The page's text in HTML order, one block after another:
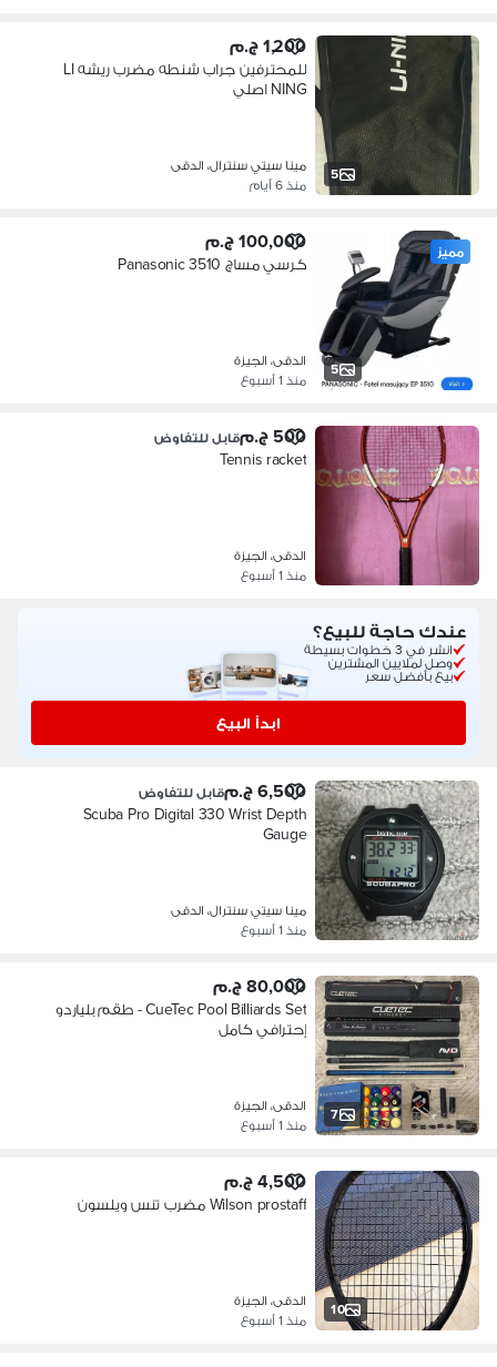
5
1,200 ج.م
للمحترفين جراب شنطه مضرب ريشه LI
NING اصلي
مينا سيتي سنترال، الدقى
منذ 6 أيام
5
مميز 100,000 ج.م
كرسي مساچ Panasonic 3510
الدقى، الجيزة
منذ 1 أسبوع
500 ج.م قابل للتفاوض
Tennis racket
الدقى، الجيزة
منذ 1 أسبوع
عندك حاجة للبيع؟
انشر في 3 خطوات بسيطة
وصل لملايين المشترين
بيع بأفضل سعر
ابدأ البيع
6,500 ج.م قابل للتفاوض
Scuba Pro Digital 330 Wrist Depth
Gauge
مينا سيتي سنترال، الدقى
منذ 1 أسبوع
7
80,000 ج.م
CueTec Pool Billiards Set - طقم بلياردو
إحترافي كامل
الدقى، الجيزة
منذ 1 أسبوع
10
4,500 ج.م
Wilson prostaff مضرب تنس ويلسون
الدقى، الجيزة
منذ 1 أسبوع